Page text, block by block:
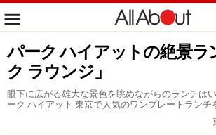
パーク ハイアットの絶景ラ
ク ラウンジ」
眼下に広がる雄大な景色を眺めながらのランチは
ーク ハイアット 東京で人気のワンプレートランチ